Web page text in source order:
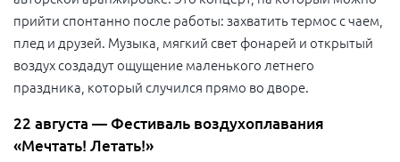
прийти спонтанно после работы: захватить термос с чаем,
плед и друзей. Музыка, мягкий свет фонарей и открытый
воздух создадут ощущение маленького летнего
праздника, который случился прямо во дворе.
22 августа — Фестиваль воздухоплавания
«Мечтать! Летать!»